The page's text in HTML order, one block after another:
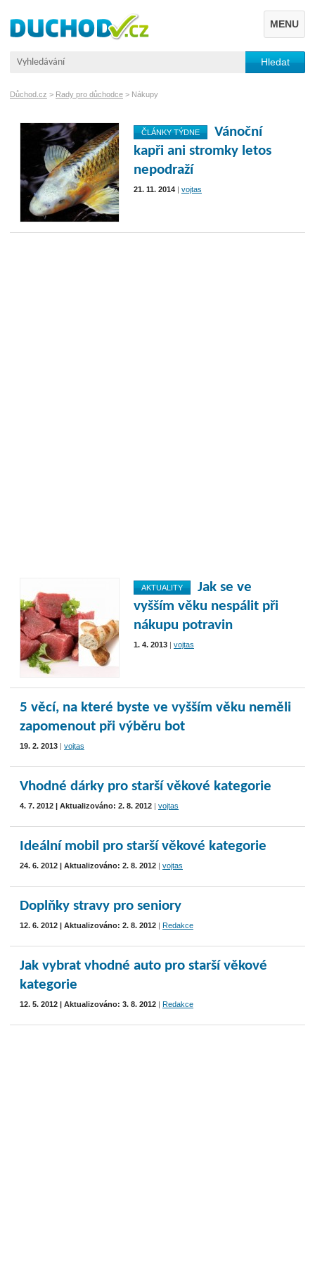
MENU
Důchod.cz > Rady pro důchodce > Nákupy
ČLÁNKY TÝDNE
Vánoční
kapři ani stromky letos
nepodraží
21. 11. 2014 vojtas
AKTUALITY
Jak se ve
vyšším věku nespálit při
nákupu potravin
1. 4. 2013 vojtas
5 věcí, na které byste ve vyšším věku neměli
zapomenout při výběru bot
19. 2. 2013 vojtas
Vhodné dárky pro starší věkové kategorie
4. 7. 2012 | Aktualizováno: 2. 8. 2012 vojtas
Ideální mobil pro starší věkové kategorie
24. 6. 2012 | Aktualizováno: 2. 8. 2012 vojtas
Doplňky stravy pro seniory
12. 6. 2012 | Aktualizováno: 2. 8. 2012 Redakce
Jak vybrat vhodné auto pro starší věkové
kategorie
12. 5. 2012 | Aktualizováno: 3. 8. 2012 Redakce